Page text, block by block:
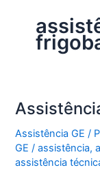
Assistência GE /
GE/assistência,
assistência